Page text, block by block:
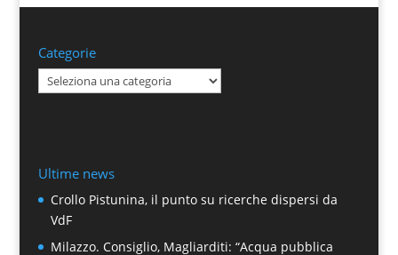
Categorie
Categorie
Ultime news
Crollo Pistunina, il punto su ricerche dispersi da
VdF
Milazzo. Consiglio, Magliarditi: “Acqua pubblica